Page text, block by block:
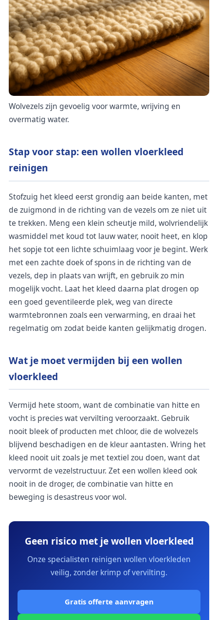
Wolvezels zijn gevoelig voor warmte, wrijving en
overmatig water.
Stap voor stap: een wollen vloerkleed
reinigen
Stofzuig het kleed eerst grondig aan beide kanten, met
de zuigmond in de richting van de vezels om ze niet uit
te trekken. Meng een klein scheutje mild, wolvriendelijk
wasmiddel met koud tot lauw water, nooit heet, en klop
het sopje tot een lichte schuimlaag voor je begint. Werk
met een zachte doek of spons in de richting van de
vezels, dep in plaats van wrijft, en gebruik zo min
mogelijk vocht. Laat het kleed daarna plat drogen op
een goed geventileerde plek, weg van directe
warmtebronnen zoals een verwarming, en draai het
regelmatig om zodat beide kanten gelijkmatig drogen.
Wat je moet vermijden bij een wollen
vloerkleed
Vermijd hete stoom, want de combinatie van hitte en
vocht is precies wat vervilting veroorzaakt. Gebruik
nooit bleek of producten met chloor, die de wolvezels
blijvend beschadigen en de kleur aantasten. Wring het
kleed nooit uit zoals je met textiel zou doen, want dat
vervormt de vezelstructuur. Zet een wollen kleed ook
nooit in de droger, de combinatie van hitte en
beweging is desastreus voor wol.
Geen risico met je wollen vloerkleed
Onze specialisten reinigen wollen vloerkleden
veilig, zonder krimp of vervilting.
Gratis offerte aanvragen